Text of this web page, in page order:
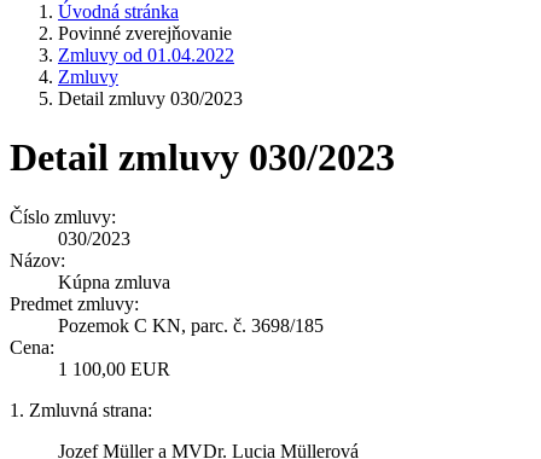
Úvodná stránka
Povinné zverejňovanie
Zmluvy od 01.04.2022
Zmluvy
Detail zmluvy 030/2023
Detail zmluvy 030/2023
Číslo zmluvy:
030/2023
Názov:
Kúpna zmluva
Predmet zmluvy:
Pozemok C KN, parc. č. 3698/185
Cena:
1 100,00 EUR
1. Zmluvná strana:
Jozef Müller a MVDr. Lucia Müllerová